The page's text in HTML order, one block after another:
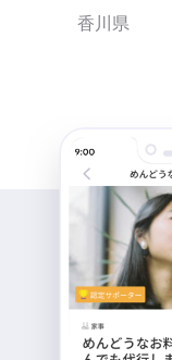
香川県